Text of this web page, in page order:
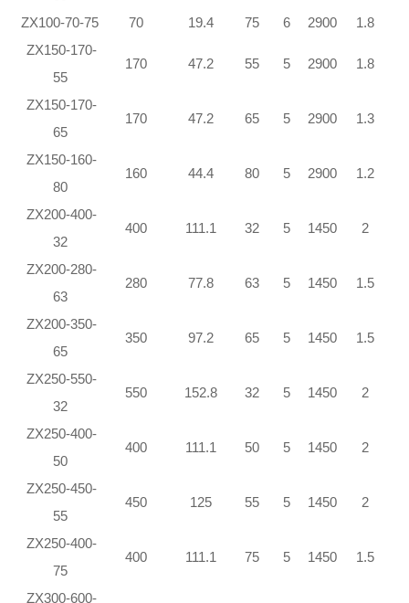
ZX100-70-75 70 19.4 75 6 2900
1.8
ZX150-170-
55
170 47.2 55 5 2900 1.8
ZX150-170-
65
170 47.2 65 5 2900 1.3
ZX150-160-
80
160 44.4 80 5 2900 1.2
ZX200-400-
32
400 111.1 32 5 1450 2
ZX200-280-
63
280 77.8 63 5 1450 1.5
ZX200-350-
65
350 97.2 65 5 1450 1.5
ZX250-550-
32
550 152.8 32 5 1450 2
ZX250-400-
50
400 111.1 50 5 1450 2
ZX250-450-
55
450 125 55 5 1450 2
ZX250-400-
75
400 111.1 75 5 1450 1.5
ZX300-600-